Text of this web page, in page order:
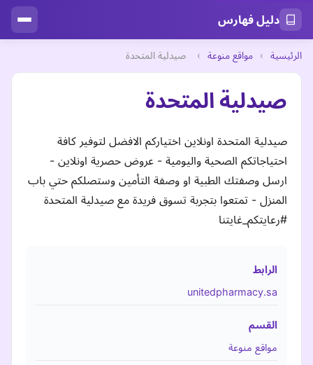
دليل فهارس
الرئيسية › مواقع منوعة › صيدلية المتحدة
صيدلية المتحدة
صيدلية المتحدة اونلاين اختياركم الافضل لتوفير كافة
احتياجاتكم الصحية واليومية - عروض حصرية اونلاين -
ارسل وصفتك الطبية او وصفة التأمين وستصلكم حتي باب
المنزل - تمتعوا بتجربة تسوق فريدة مع صيدلية المتحدة
#رعايتكم_غايتنا
الرابط
unitedpharmacy.sa
القسم
مواقع منوعة